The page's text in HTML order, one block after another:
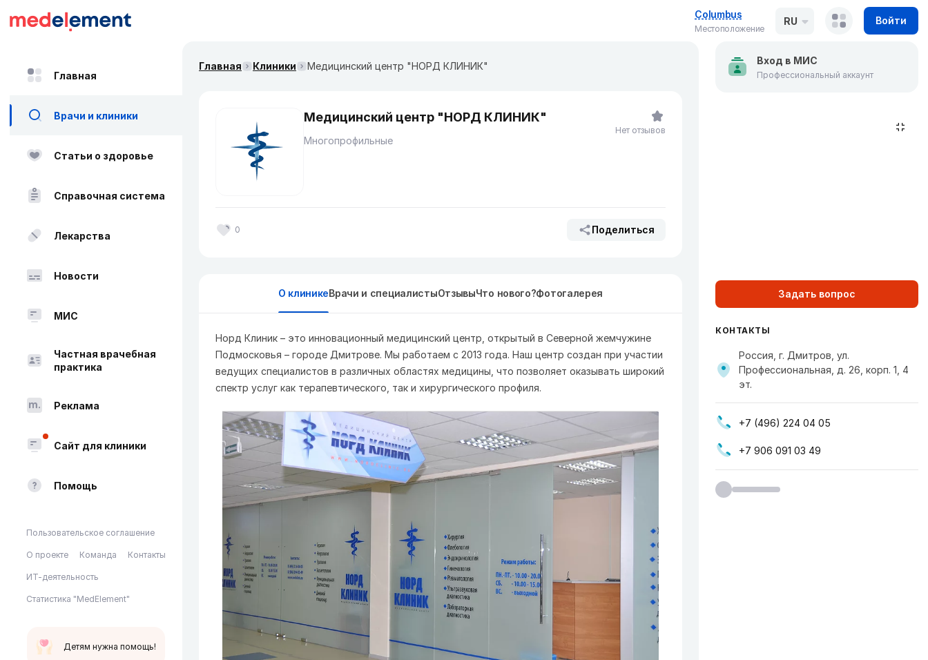
Columbus
Местоположение
RU Войти
Главная
Врачи и клиники
Статьи о здоровье
Справочная система
Лекарства
Новости
МИС
Частная врачебная
практика
Реклама
Сайт для клиники
Помощь
Пользовательское соглашение
О проекте Команда Контакты
ИТ-деятельность
Статистика "MedElement"
Детям нужна помощь!
Главная Клиники Медицинский центр "НОРД КЛИНИК"
Медицинский центр "НОРД КЛИНИК"
Многопрофильные
0 Поделиться
Нет отзывов
О клиникеВрачи и специалистыОтзывыЧто нового?Фотогалерея
Норд Клиник – это инновационный медицинский центр, открытый в Северной жемчужине
Подмосковья – городе Дмитрове. Мы работаем с 2013 года. Наш центр создан при участии
ведущих специалистов в различных областях медицины, что позволяет оказывать широкий
спектр услуг как терапевтического, так и хирургического профиля.
Вход в МИС
Профессиональный аккаунт
Задать вопрос
КОНТАКТЫ
Россия, г. Дмитров, ул.
Профессиональная, д. 26, корп. 1, 4
эт.
+7 (496) 224 04 05
+7 906 091 03 49